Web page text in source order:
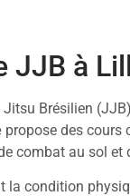
JJB à
Brésilien
propose des cours
combat au sol et
condition